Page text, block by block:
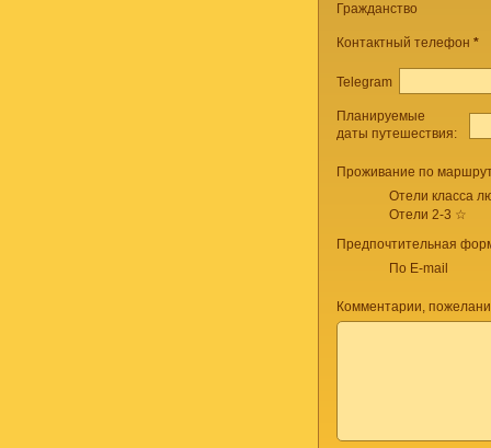
Гражданство
Контактный телефон *
Telegram
Планируемые
даты путешествия:
Проживание по
Отели класса
Отели 2-3 ☆
Предпочтительная
По E-mail
Комментарии,